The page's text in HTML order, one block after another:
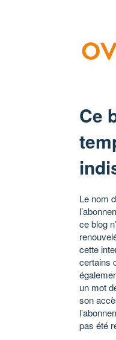
Ce
Le nom
ce blog
cette
certains
un mot
son
pas été